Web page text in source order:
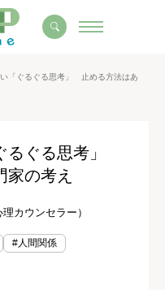
「ぐるぐる思考」 止める方法はあ
るぐる思考」
家の考え
カウンセラー）
#人間関係